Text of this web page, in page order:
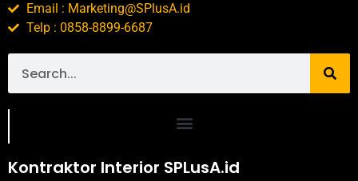
Email : Marketing@SPlusA.id
Telp : 0858-8899-6687
Kontraktor Interior SPLusA.id